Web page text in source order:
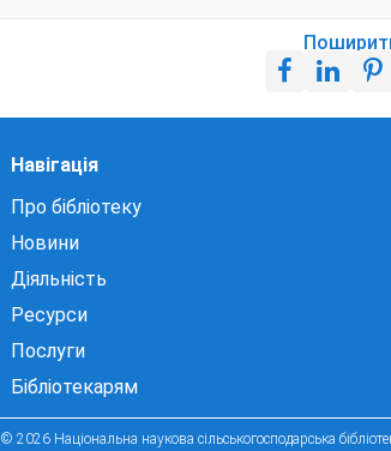
Навігація
Про бібліотеку
Новини
Діяльність
Ресурси
Послуги
Бібліотекарям
© 2026 Національна наукова сільськогосподарська